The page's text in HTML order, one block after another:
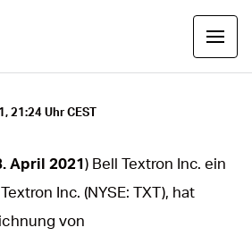
21:24 Uhr CEST
April 2021) Bell Textron Inc. ein
Inc. (NYSE: TXT), hat
von